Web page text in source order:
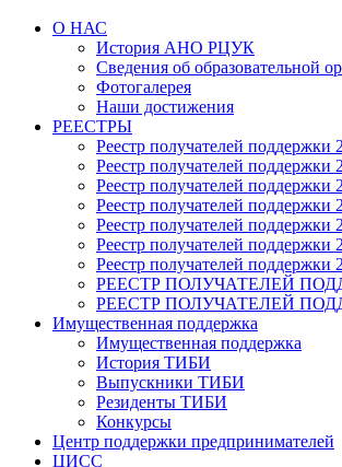
О НАС
История АНО РЦУК
Сведения об образовательной
Фотогалерея
Наши достижения
РЕЕСТРЫ
Реестр получателей поддержки
Реестр получателей поддержки
Реестр получателей поддержки
Реестр получателей поддержки
Реестр получателей поддержки
Реестр получателей поддержки
Реестр получателей поддержки
РЕЕСТР ПОЛУЧАТЕЛЕЙ
РЕЕСТР ПОЛУЧАТЕЛЕЙ
Имущественная поддержка
Имущественная поддержка
История ТИБИ
Выпускники ТИБИ
Резиденты ТИБИ
Конкурсы
Центр поддержки предпринимателей
ЦИСС